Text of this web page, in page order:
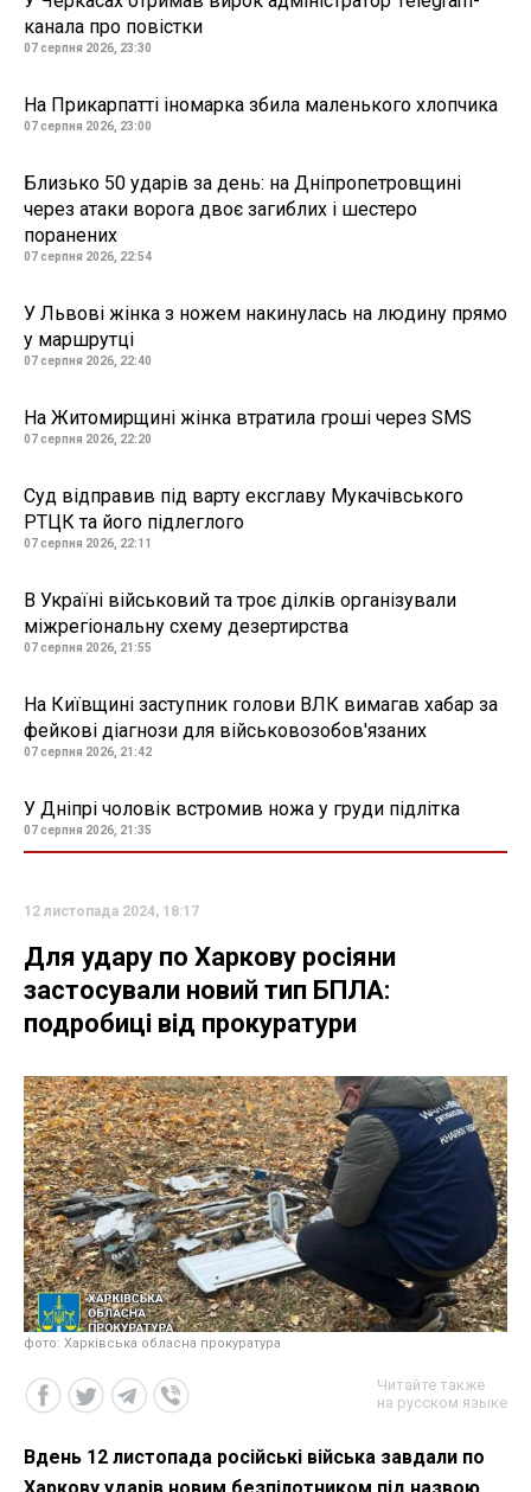
канала про повістки
07 серпня 2026, 23:30
На Прикарпатті іномарка збила маленького хлопчика
07 серпня 2026, 23:00
Близько 50 ударів за день: на Дніпропетровщині
через атаки ворога двоє загиблих і шестеро
поранених
07 серпня 2026, 22:54
У Львові жінка з ножем накинулась на людину прямо
у маршрутці
07 серпня 2026, 22:40
На Житомирщині жінка втратила гроші через SMS
07 серпня 2026, 22:20
Суд відправив під варту ексглаву Мукачівського
РТЦК та його підлеглого
07 серпня 2026, 22:11
В Україні військовий та троє ділків організували
міжрегіональну схему дезертирства
07 серпня 2026, 21:55
На Київщині заступник голови ВЛК вимагав хабар за
фейкові діагнози для військовозобов'язаних
07 серпня 2026, 21:42
У Дніпрі чоловік встромив ножа у груди підлітка
07 серпня 2026, 21:35
12 листопада 2024, 18:17
Для удару по Харкову росіяни
застосували новий тип БПЛА:
подробиці від прокуратури
фото: Харківська обласна прокуратура
Читайте также
на русском языке
Вдень 12 листопада російські війська завдали по